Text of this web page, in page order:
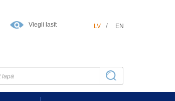
Viegli lasīt LV EN